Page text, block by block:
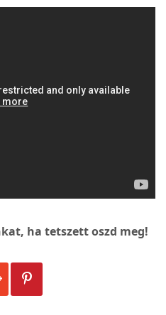
ha tetszett oszd meg!